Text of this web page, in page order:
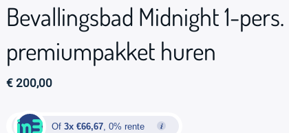
Bevallingsbad Midnight 1-
premiumpakket huren
€ 200,00
Of 3x €66,67, 0% rente